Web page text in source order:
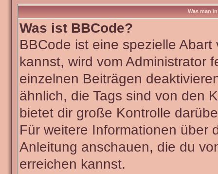
Was man
Was ist BBCode?
BBCode ist eine spezielle
kannst, wird vom Administrator
einzelnen Beiträgen
ähnlich, die Tags sind von den
bietet dir große Kontrolle
Für weitere Informationen über
Anleitung anschauen, die du
erreichen kannst.